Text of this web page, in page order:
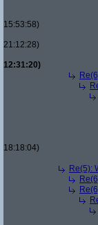
15:53:58)
21:12:28)
12:31:20)
18:18:04)
Re(5):